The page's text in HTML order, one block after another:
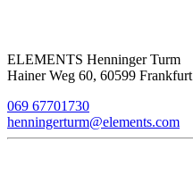
ELEMENTS Henninger Turm
Hainer Weg 60, 60599 Frankfurt
069 67701730
henningerturm@elements.com